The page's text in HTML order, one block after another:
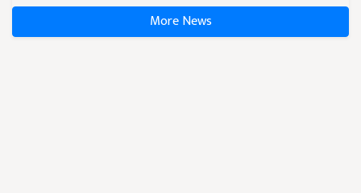
More News